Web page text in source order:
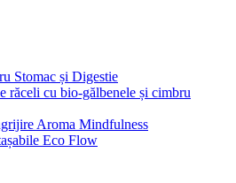
Stomac și Digestie
răceli cu bio-gălbenele și cimbru
Aroma Mindfulness
Eco Flow